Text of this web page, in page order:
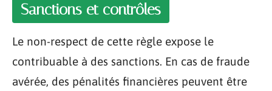
Sanctions et contrôles
Le non-respect de cette règle expose le
contribuable à des sanctions. En cas de fraude
avérée, des pénalités financières peuvent être